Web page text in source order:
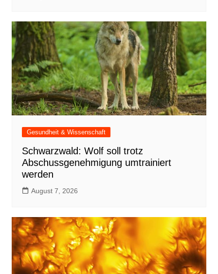
Gesundheit & Wissenschaft
Schwarzwald: Wolf soll trotz
Abschussgenehmigung umtrainiert
werden
August 7, 2026